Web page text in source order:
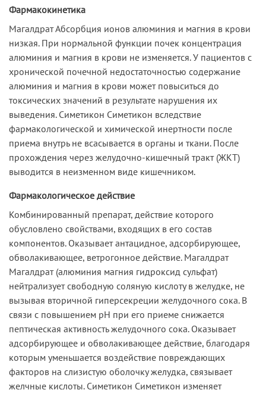
Фармакокинетика
Магалдрат Абсорбция ионов алюминия и магния в крови
низкая. При нормальной функции почек концентрация
алюминия и магния в крови не изменяется. У пациентов с
хронической почечной недостаточностью содержание
алюминия и магния в крови может повыситься до
токсических значений в результате нарушения их
выведения. Симетикон Симетикон вследствие
фармакологической и химической инертности после
приема внутрь не всасывается в органы и ткани. После
прохождения через желудочно-кишечный тракт (ЖКТ)
выводится в неизменном виде кишечником.
Фармакологическое действие
Комбинированный препарат, действие которого
обусловлено свойствами, входящих в его состав
компонентов. Оказывает антацидное, адсорбирующее,
обволакивающее, ветрогонное действие. Магалдрат
Магалдрат (алюминия магния гидроксид сульфат)
нейтрализует свободную соляную кислоту в желудке, не
вызывая вторичной гиперсекреции желудочного сока. В
связи с повышением рН при его приеме снижается
пептическая активность желудочного сока. Оказывает
адсорбирующее и обволакивающее действие, благодаря
которым уменьшается воздействие повреждающих
факторов на слизистую оболочку желудка, связывает
желчные кислоты. Симетикон Симетикон изменяет